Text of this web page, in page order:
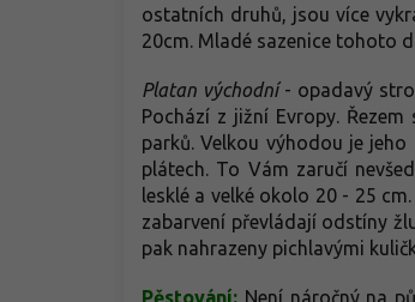
ostatních druhů, jsou více
20cm. Mladé sazenice tohoto
Platan východní- opadavý
Pochází z jižní Evropy.
parků. Velkou výhodou je
plátech. To Vám zaručí
lesklé a velké okolo 20 - 25
zabarvení převládají odstíny
pak nahrazeny pichlavými
Pěstování: Není náročný na